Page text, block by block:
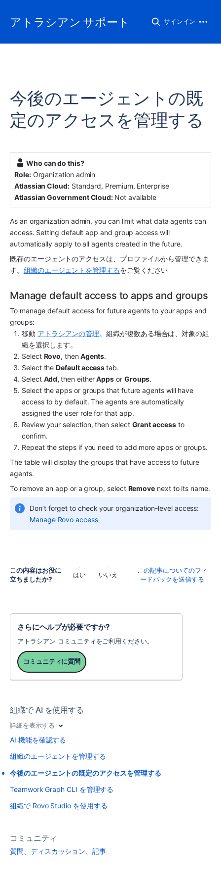
アトラシアン サポート サインイン
今後のエージェントの既
定のアクセスを管理する
Who can do this?
Role: Organization admin
Atlassian Cloud: Standard, Premium, Enterprise
Atlassian Government Cloud: Not available
As an organization admin, you can limit what data agents can
access. Setting default app and group access will
automatically apply to all agents created in the future.
既存のエージェントのアクセスは、プロファイルから管理できま
す。 組織のエージェントを管理するをご覧ください
Manage default access to apps and groups
To manage default access for future agents to your apps and
groups:
移動 アトラシアンの管理。組織が複数ある場合は、対象の組
織を選択します。
Select Rovo, then Agents.
Select the Default access tab.
Select Add, then either Apps or Groups.
Select the apps or groups that future agents will have
access to by default. The agents are automatically
assigned the user role for that app.
Review your selection, then select Grant access to
confirm.
Repeat the steps if you need to add more apps or groups.
The table will display the groups that have access to future
agents.
To remove an app or a group, select Remove next to its name.
Manage Rovo access
この内容はお役に
立ちましたか?
はい いいえ
この記事についてのフィ
ードバックを送信する
さらにヘルプが必要ですか?
アトラシアン コミュニティをご利用ください。
コミュニティに質問
組織で AI を使用する
詳細を表示する
AI 機能を確認する
組織のエージェントを管理する
今後のエージェントの既定のアクセスを管理する
Teamwork Graph CLI を管理する
組織で Rovo Studio を使用する
コミュニティ
質問、ディスカッション、記事